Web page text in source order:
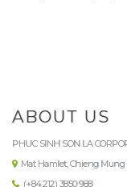
ABOUT US
PHUC SINH SON LA
Mat Hamlet, Chieng Mung
(+84.212) 3850 988